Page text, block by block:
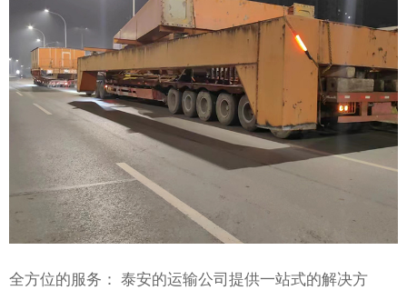
全方位的服务： 泰安的运输公司提供一站式的解决方